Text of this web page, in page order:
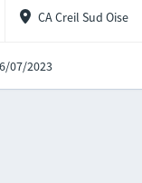
CA Creil Sud Oise
07/2023